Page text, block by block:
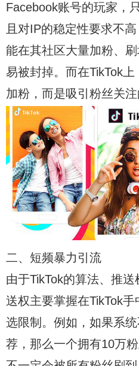
Facebook账号的玩家，
且对IP的稳定性要求不
能在其社区大量加粉、
易被封掉。而在TikTok
加粉，而是吸引粉丝关注
二、短频暴力引流
由于TikTok的算法、推
送权主要掌握在TikTok
选限制。例如，如果系
荐，那么一个拥有10万